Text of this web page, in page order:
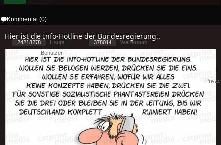
Kommentar (0)
Hier ist die Info-Hotline der Bundesregierung..
24218278 Haupt 378014
Warteraum
Benutzer
Cookies-Impressum -